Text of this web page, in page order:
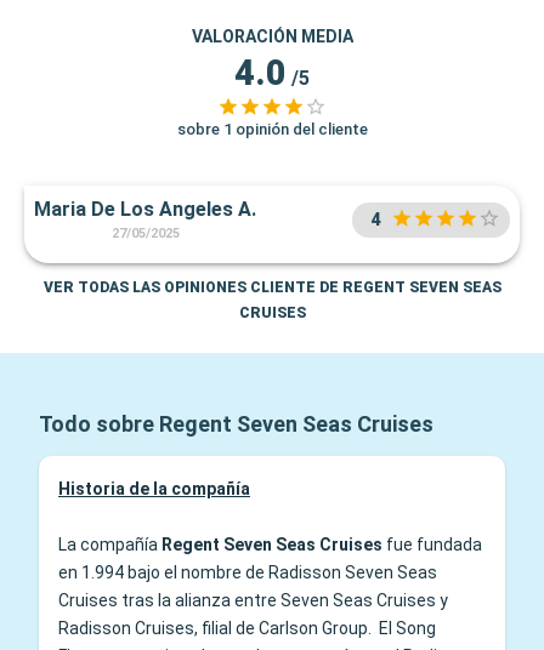
VALORACIÓN MEDIA
4.0 /5
sobre 1 opinión del cliente
Maria De Los Angeles A.
27/05/2025
4
VER TODAS LAS OPINIONES CLIENTE DE REGENT SEVEN SEAS
CRUISES
Todo sobre Regent Seven Seas Cruises
Historia de la compañía
La compañía Regent Seven Seas Cruises fue fundada
en 1.994 bajo el nombre de Radisson Seven Seas
Cruises tras la alianza entre Seven Seas Cruises y
Radisson Cruises, filial de Carlson Group. El Song